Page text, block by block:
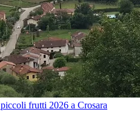
frutti 2026 a Crosara